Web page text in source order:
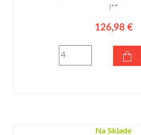
!**
126,98 €
Na Sklade